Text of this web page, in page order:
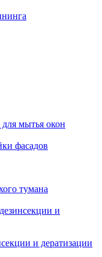
мытья окон
фасадов
тумана
и
и дератизации